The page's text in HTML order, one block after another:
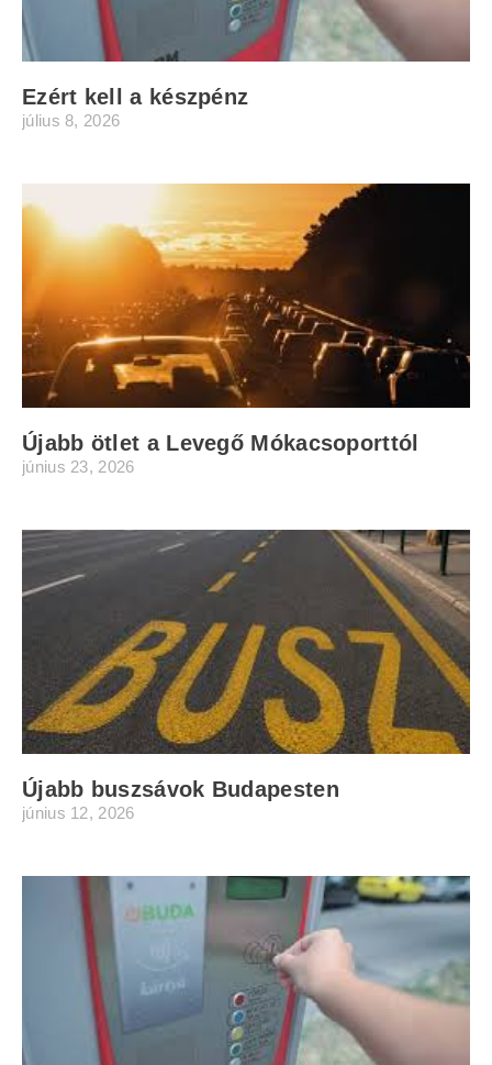
Ezért kell a készpénz
július 8, 2026
Újabb ötlet a Levegő Mókacsoporttól
június 23, 2026
Újabb buszsávok Budapesten
június 12, 2026